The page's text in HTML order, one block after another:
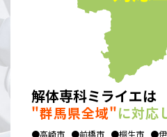
解体専科ミライエは
"群馬県全域"に対応
●高崎市 ●前橋市 ●桐生市 ●